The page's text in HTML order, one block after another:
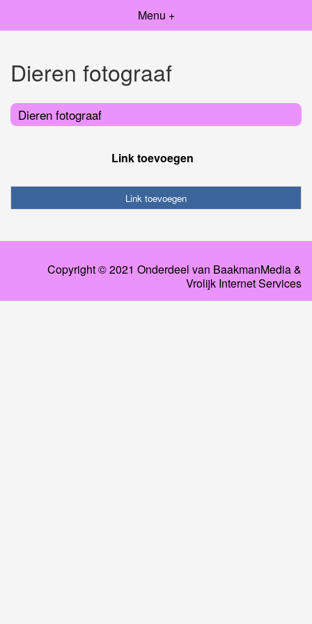
Menu +
Dieren fotograaf
Dieren fotograaf
Link toevoegen
Link toevoegen
Copyright © 2021 Onderdeel van BaakmanMedia&
Vrolijk Internet Services